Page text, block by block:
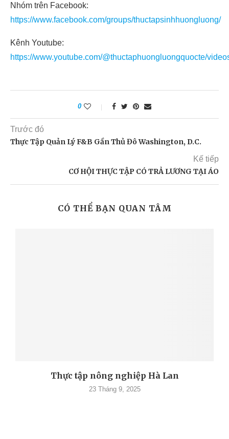
Nhóm trên Facebook:
https://www.facebook.com/groups/thuctapsinhhuongluong/
Kênh Youtube:
https://www.youtube.com/@thuctaphuongluongquocte/
0
Trước đó
Thực Tập Quản Lý F&B Gần Thủ Đô Washington, D.C.
Kế tiếp
CƠ HỘI THỰC TẬP CÓ TRẢ LƯƠNG TẠI ÁO
CÓ THỂ BẠN QUAN TÂM
Thực tập nông nghiệp Hà Lan
23 Tháng 9, 2025